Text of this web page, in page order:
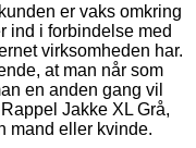
er vaks omkring
ind i forbindelse med
virksomheden har.
at man når som
en anden gang vil
Jakke XL Grå,
mand eller kvinde.